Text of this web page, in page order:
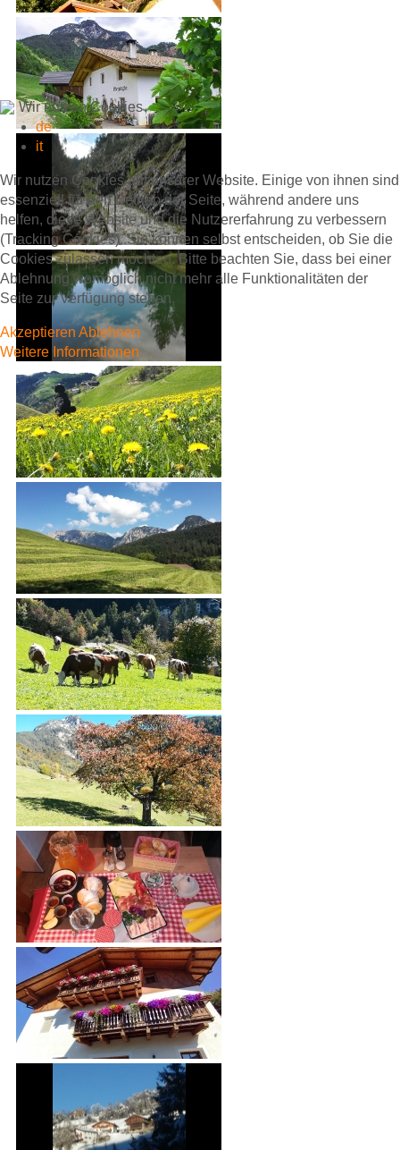
Wir nutzen Cookies
de
it
Wir nutzen Cookies auf unserer Website. Einige von ihnen sind
essenziell für den Betrieb der Seite, während andere uns
helfen, diese Website und die Nutzererfahrung zu verbessern
(Tracking Cookies). Sie können selbst entscheiden, ob Sie die
Cookies zulassen möchten. Bitte beachten Sie, dass bei einer
Ablehnung womöglich nicht mehr alle Funktionalitäten der
Seite zur Verfügung stehen.
Akzeptieren Ablehnen
Weitere Informationen